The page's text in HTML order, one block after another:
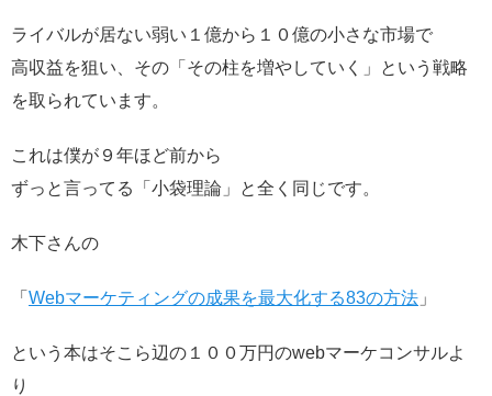
ライバルが居ない弱い１億から１０億の小さな市場で
高収益を狙い、その「その柱を増やしていく」という戦略
を取られています。
これは僕が９年ほど前から
ずっと言ってる「小袋理論」と全く同じです。
木下さんの
「 Webマーケティングの成果を最大化する83の方法 」
という本はそこら辺の１００万円のwebマーケコンサルよ
り